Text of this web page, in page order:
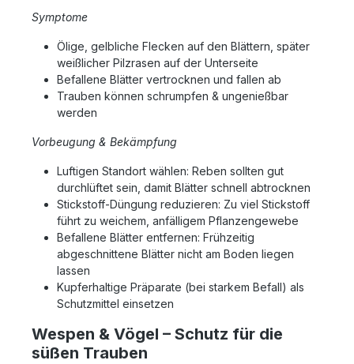
Symptome
Ölige, gelbliche Flecken auf den Blättern, später
weißlicher Pilzrasen auf der Unterseite
Befallene Blätter vertrocknen und fallen ab
Trauben können schrumpfen & ungenießbar
werden
Vorbeugung & Bekämpfung
Luftigen Standort wählen: Reben sollten gut
durchlüftet sein, damit Blätter schnell abtrocknen
Stickstoff-Düngung reduzieren: Zu viel Stickstoff
führt zu weichem, anfälligem Pflanzengewebe
Befallene Blätter entfernen: Frühzeitig
abgeschnittene Blätter nicht am Boden liegen
lassen
Kupferhaltige Präparate (bei starkem Befall) als
Schutzmittel einsetzen
Wespen & Vögel – Schutz für die
süßen Trauben